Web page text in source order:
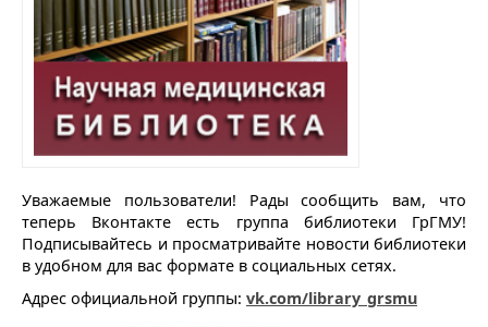
Уважаемые пользователи! Рады сообщить вам, что
теперь Вконтакте есть группа библиотеки ГрГМУ!
Подписывайтесь и просматривайте новости библиотеки
в удобном для вас формате в социальных сетях.
Адрес официальной группы: vk.com/library_grsmu